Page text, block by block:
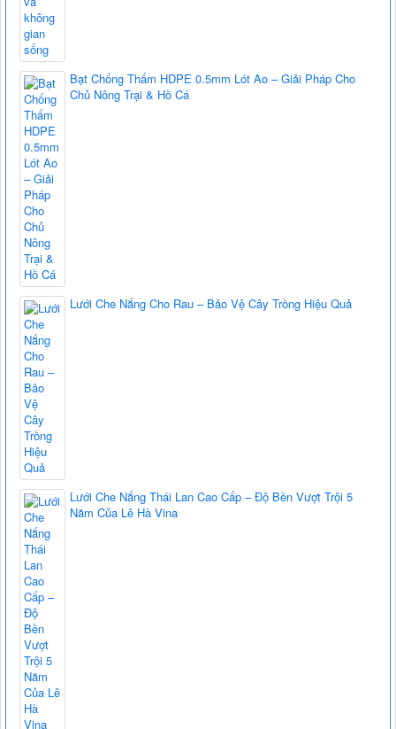
Bạt Chống Thấm HDPE 0.5mm Lót Ao – Giải Pháp Cho
Chủ Nông Trại & Hồ Cá
Lưới Che Nắng Cho Rau – Bảo Vệ Cây Trồng Hiệu Quả
Lưới Che Nắng Thái Lan Cao Cấp – Độ Bền Vượt Trội 5
Năm Của Lê Hà Vina